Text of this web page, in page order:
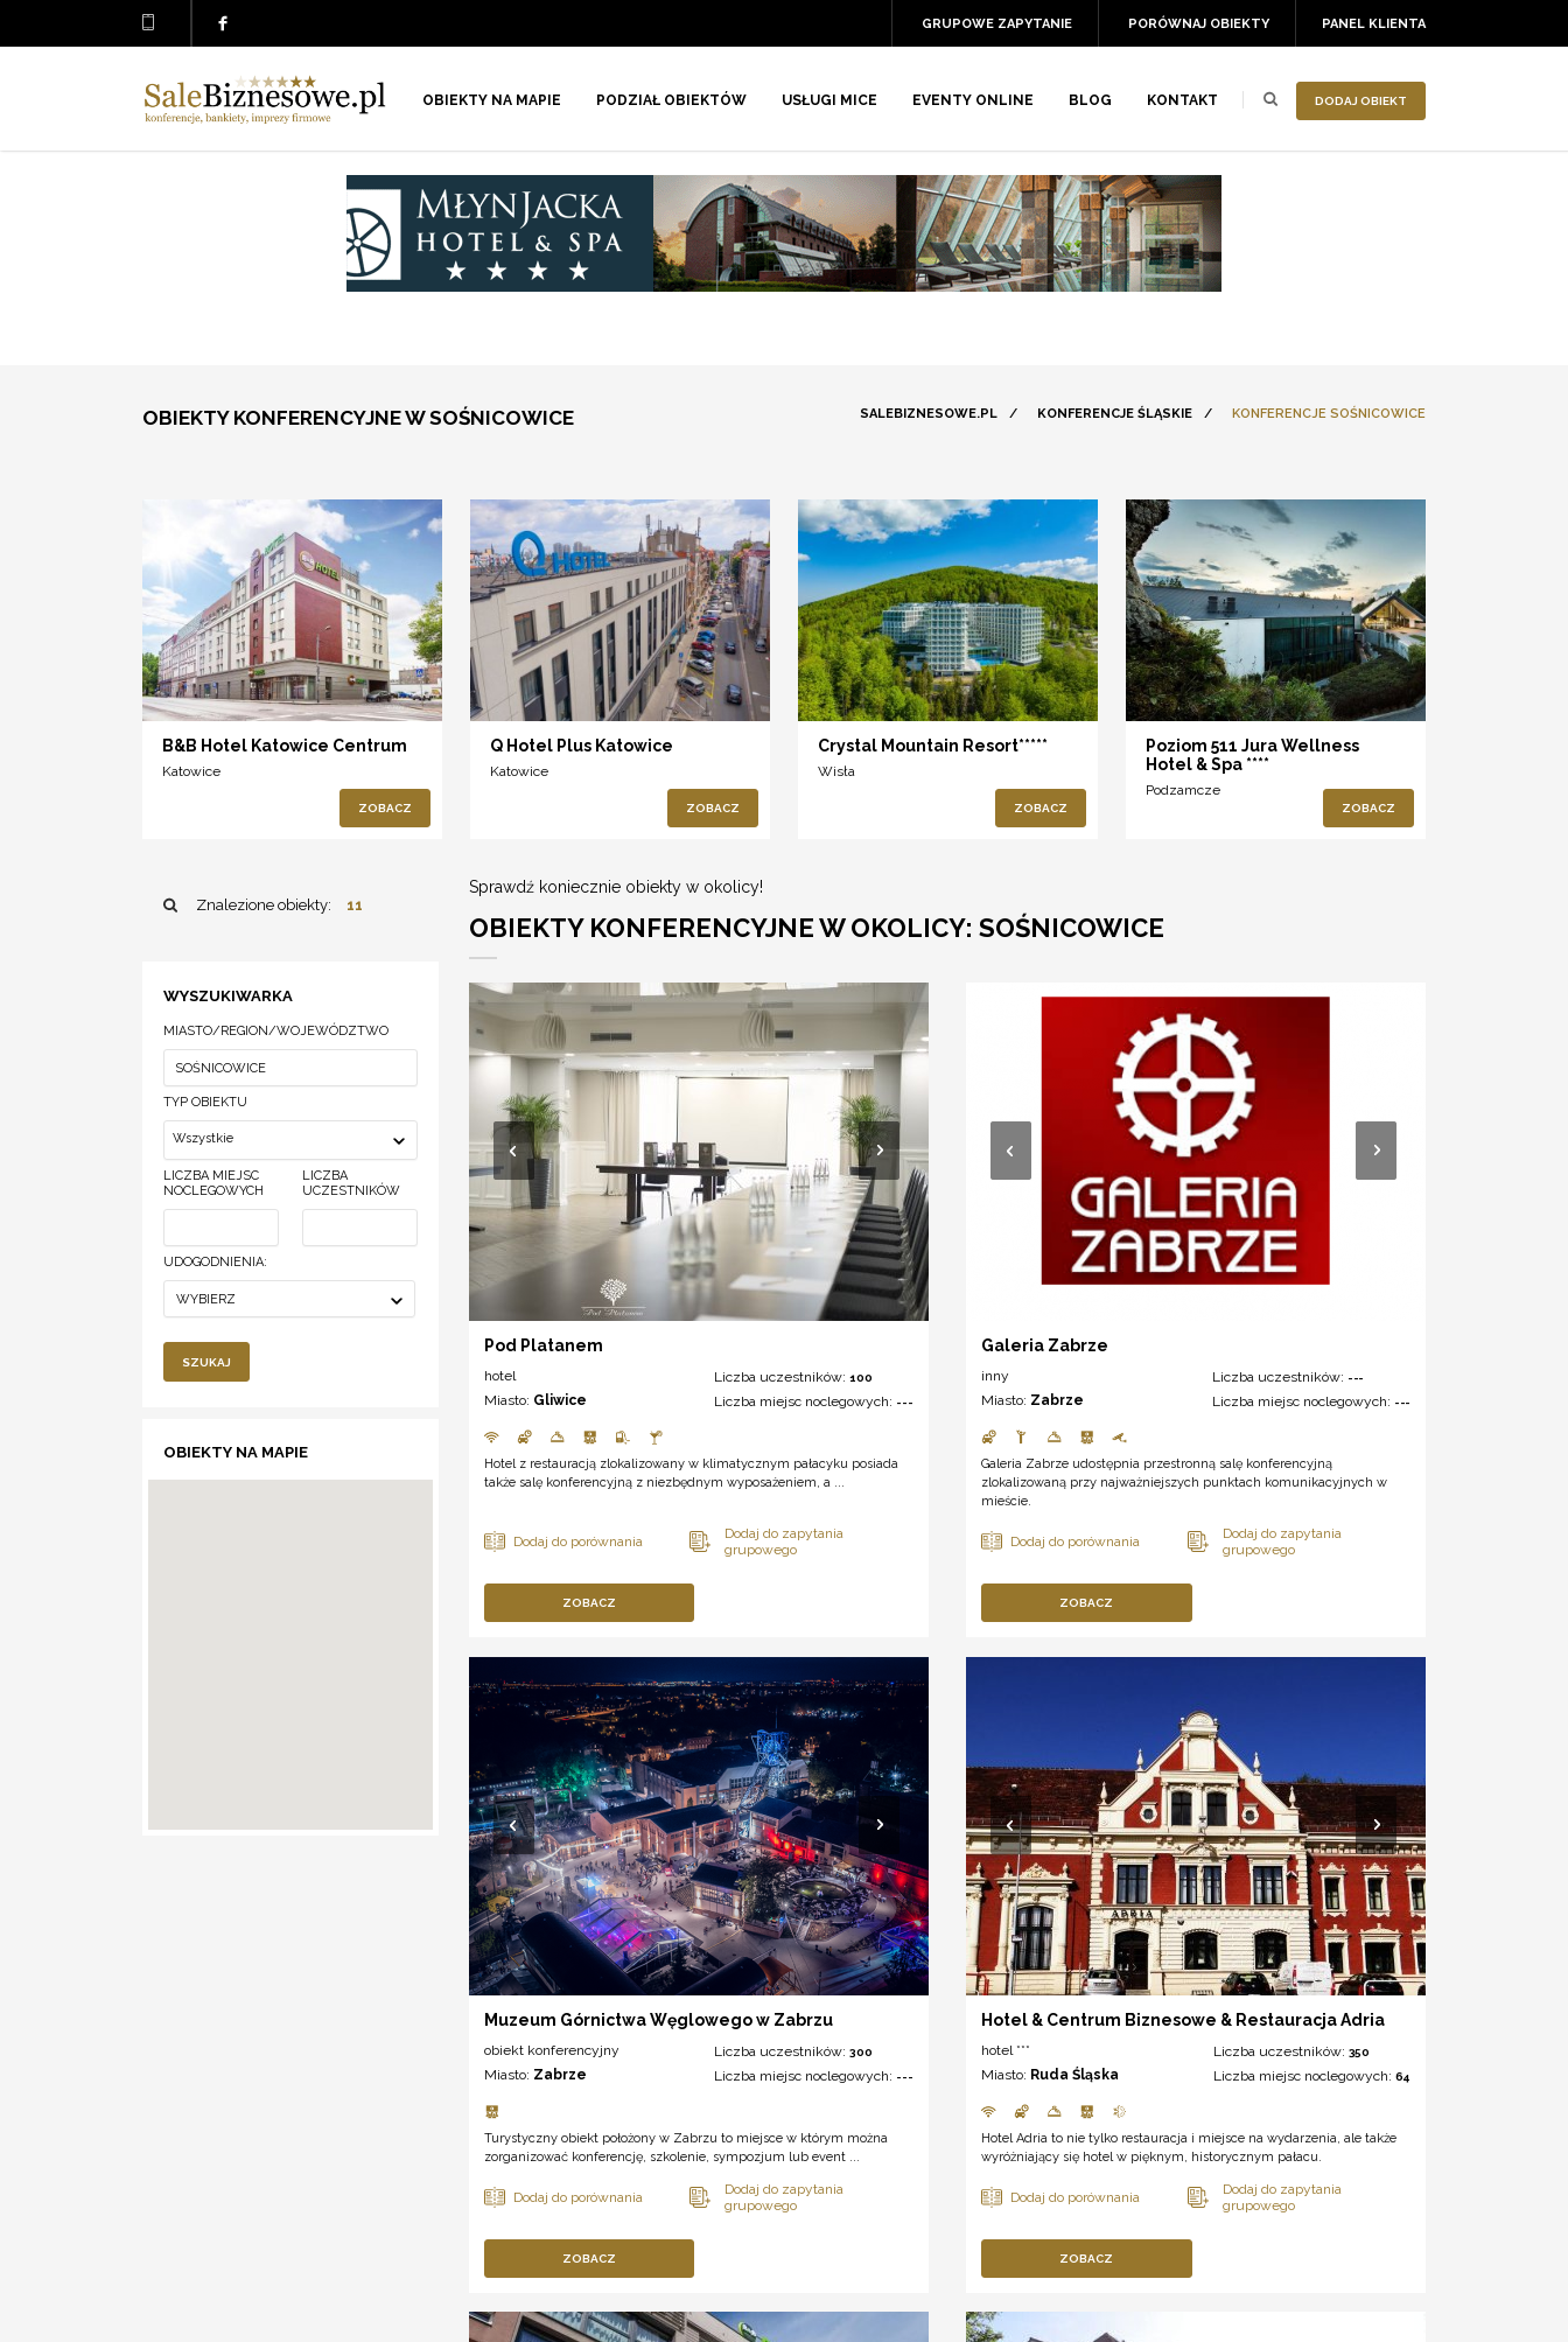
PANEL KLIENTA
PORÓWNAJ OBIEKTY
GRUPOWE ZAPYTANIE
DODAJ OBIEKT
OBIEKTY NA MAPIE PODZIAŁ OBIEKTÓW USŁUGI MICE EVENTY ONLINE BLOG KONTAKT
OBIEKTY KONFERENCYJNE W SOŚNICOWICE SALEBIZNESOWE.PL / KONFERENCJE ŚLĄSKIE / KONFERENCJE SOŚNICOWICE
B&B Hotel Katowice Centrum
Katowice
ZOBACZ
Q Hotel Plus Katowice
Katowice
ZOBACZ
Crystal Mountain Resort*****
Wisła
ZOBACZ
Poziom 511 Jura Wellness
Hotel & Spa ****
Podzamcze
ZOBACZ
Znalezione obiekty: 11
WYSZUKIWARKA
MIASTO/REGION/WOJEWÓDZTWO
TYP OBIEKTU
Wszystkie
LICZBA MIEJSC
NOCLEGOWYCH
LICZBA
UCZESTNIKÓW
UDOGODNIENIA:
WYBIERZ
SZUKAJ
OBIEKTY NA MAPIE
Sprawdź koniecznie obiekty w okolicy!
OBIEKTY KONFERENCYJNE W OKOLICY: SOŚNICOWICE
Pod Platanem
hotel
Miasto: Gliwice
Liczba uczestników:100
Liczba miejsc noclegowych: ---
Hotel z restauracją zlokalizowany w klimatycznym pałacyku posiada
także salę konferencyjną z niezbędnym wyposażeniem, a ...
ZOBACZ
Galeria Zabrze
inny
Miasto: Zabrze
Liczba uczestników: ---
Liczba miejsc noclegowych: ---
Galeria Zabrze udostępnia przestronną salę konferencyjną
zlokalizowaną przy najważniejszych punktach komunikacyjnych w
mieście.
ZOBACZ
Muzeum Górnictwa Węglowego w Zabrzu
obiekt konferencyjny
Miasto: Zabrze
Liczba uczestników:300
Liczba miejsc noclegowych: ---
Turystyczny obiekt położony w Zabrzu to miejsce w którym można
zorganizować konferencję, szkolenie, sympozjum lub event ...
ZOBACZ
Hotel & Centrum Biznesowe & Restauracja Adria
hotel ***
Miasto: Ruda Śląska
Liczba uczestników: 350
Liczba miejsc noclegowych: 64
Hotel Adria to nie tylko restauracja i miejsce na wydarzenia, ale także
wyróżniający się hotel w pięknym, historycznym pałacu.
ZOBACZ